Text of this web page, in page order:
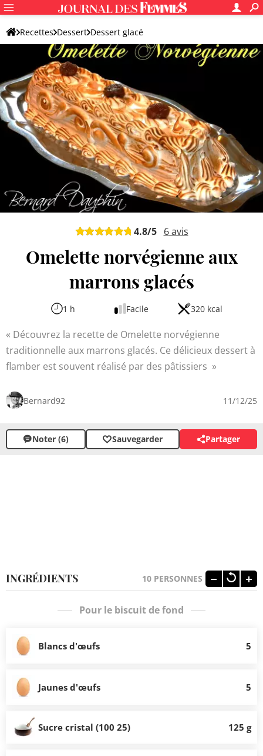
Recettes Dessert Dessert glacé
4.8/5 6avis
Omelette norvégienne aux
marrons glacés
1 h Facile 320 kcal
Découvrez la recette de Omelette norvégienne
traditionnelle aux marrons glacés. Ce délicieux dessert à
flamber est souvent réalisé par des pâtissiers
Bernard92 11/12/25
Noter (6) Sauvegarder Partager
INGRÉDIENTS 10 PERSONNES
Pour le biscuit de fond
Blancs d'œufs 5
Jaunes d'œufs 5
Sucre cristal (100 25) 125 g